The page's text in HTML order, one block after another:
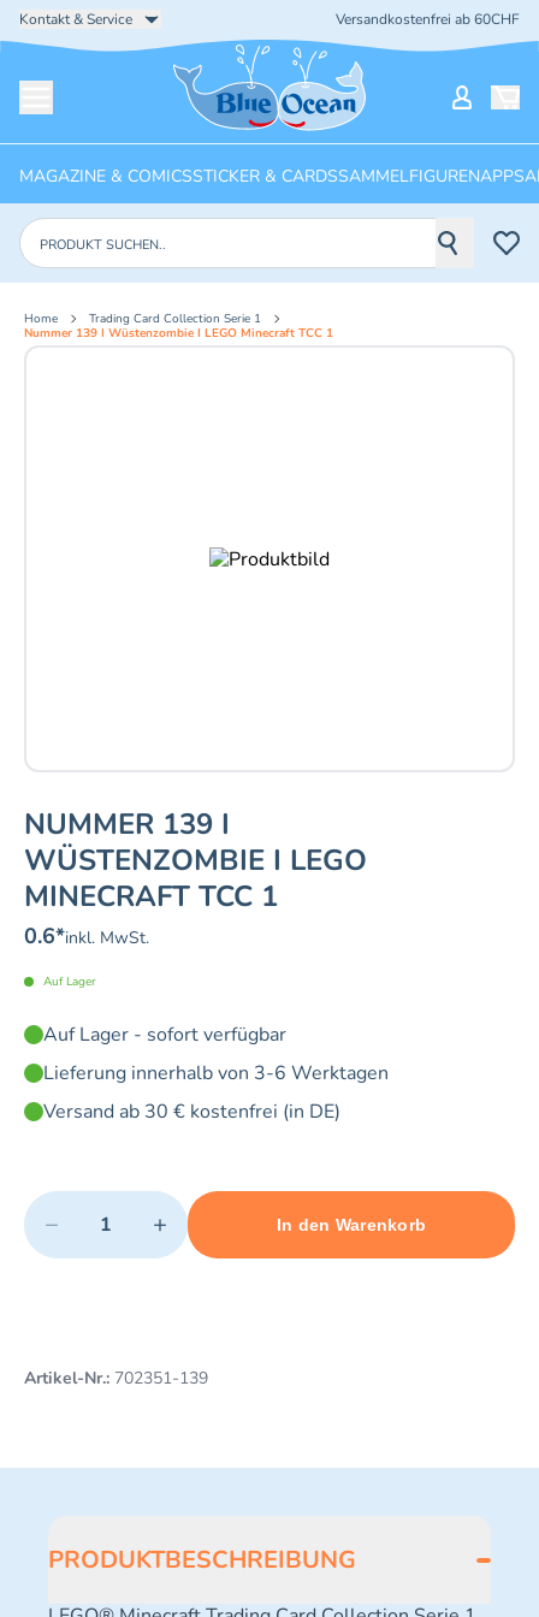
Kontakt & Service Versandkostenfrei ab 60CHF
Startseite
MAGAZINE & COMICSSTICKER & CARDSSAMMELFIGURENAPPS
Produkte suchen
Home
Trading Card Collection Serie 1
Nummer 139 I Wüstenzombie I LEGO Minecraft TCC 1
NUMMER 139 I
WÜSTENZOMBIE I LEGO
MINECRAFT TCC 1
0.6*inkl. MwSt.
Auf Lager
Auf Lager - sofort verfügbar
Lieferung innerhalb von 3-6 Werktagen
Versand ab 30 € kostenfrei (in DE)
Quantity
− +
Minimum quantity: 1 Maximum quantity: 3
In den Warenkorb
Add 1 item to cart
Artikel-Nr.: 702351-139
PRODUKTBESCHREIBUNG